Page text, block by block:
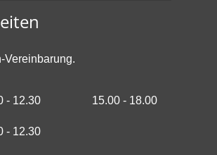
Vereinbarung.
- 12.30 15.00 - 18.00
- 12.30